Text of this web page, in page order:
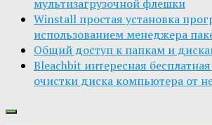
мультизагрузочной флешки
Winstall простая установка
использованием менеджера
Общий доступ к папкам и
Bleachbit интересная
очистки диска компьютера от